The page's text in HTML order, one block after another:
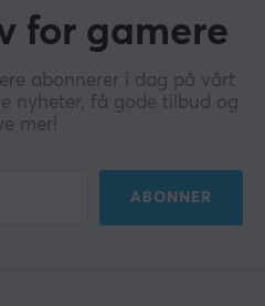
for gamere
abonnerer i dag på vårt
nyheter, få gode tilbud og
mer!
ABONNER